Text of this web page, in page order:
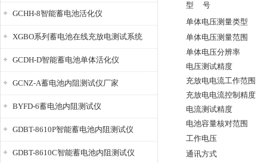
GCHH-8智能蓄电池活化仪
XGBO系列蓄电池在线充放电测试系统
GCDH-D智能蓄电池单体活化仪
GCNZ-A蓄电池内阻测试仪厂家
BYFD-6蓄电池内阻测试仪
GDBT-8610P智能蓄电池内阻测试仪
GDBT-8610C智能蓄电池内阻测试仪
型 号
单体电压测量类型
单体电压测量范围
单体电压分辨率
电压测试精度
充放电电流工作范围
充放电电流控制精度
电流测试精度
电池容量核对范围
工作电压
通讯方式